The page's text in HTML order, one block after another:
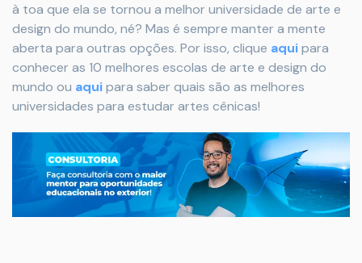
à toa que ela se tornou a melhor universidade de arte e
design do mundo, né? Mas é sempre manter a mente
aberta para outras opções. Por isso, clique aquipara
conhecer as 10 melhores escolas de arte e design do
mundo ou aquipara saber quais são as melhores
universidades para estudar artes cênicas!